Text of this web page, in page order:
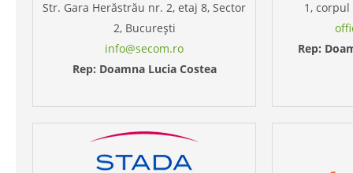
Str. Gara Herăstrău nr. 2, etaj 8, Sector
2, București
info@secom.ro
Rep: Doamna Lucia Costea
1, corpul
Rep: